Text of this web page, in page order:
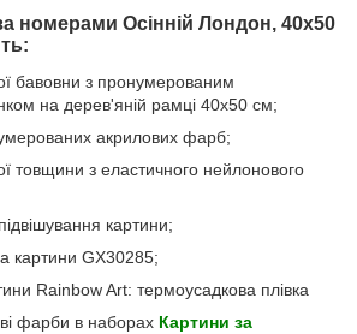
номерами Осінній Лондон, 40х50
бавовни з пронумерованим
на дерев'яній рамці 40х50 см;
акрилових фарб;
товщини з еластичного нейлонового
картини;
картини GX30285;
Rainbow Art: термоусадкова плівка
фарби в наборах Картини за